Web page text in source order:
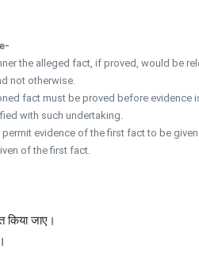
the alleged fact, if proved, would be
not otherwise.
fact must be proved before evidence
with such undertaking.
evidence of the first fact to be
of the first fact.
जाए।